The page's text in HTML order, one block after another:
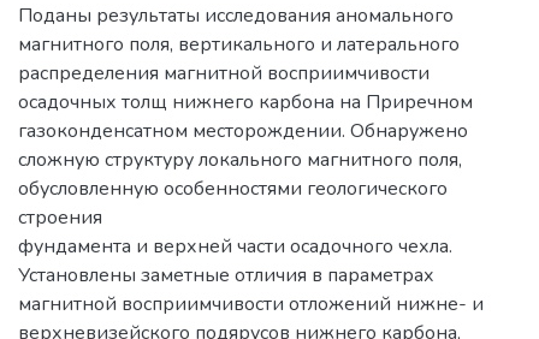
Поданы результаты исследования аномального
магнитного поля, вертикального и латерального
распределения магнитной восприимчивости
осадочных толщ нижнего карбона на Приречном
газоконденсатном месторождении. Обнаружено
сложную структуру локального магнитного поля,
обусловленную особенностями геологического
строения
фундамента и верхней части осадочного чехла.
Установлены заметные отличия в параметрах
магнитной восприимчивости отложений нижне- и
верхневизейcкого подярусов нижнего карбона,